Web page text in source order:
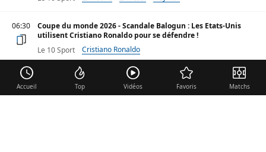
06:30
Coupe du monde 2026 - Scandale Balogun : Les Etats-Unis
utilisent Cristiano Ronaldo pour se défendre !
Le 10 Sport
Cristiano Ronaldo
Coupe du monde 2026 - «Trop c’est trop» : Le Portugal craque
contre Cristiano Ronaldo !
Accueil Top Vidéos Favoris Matchs